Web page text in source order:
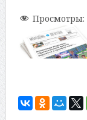
Просмотры: